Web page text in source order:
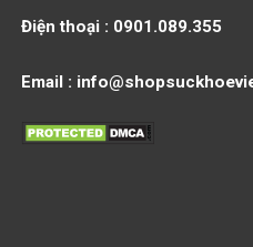
Điện thoại : 0901.089.355
Email :